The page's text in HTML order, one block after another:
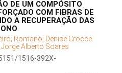
DE UM COMPÓSITO
COM FIBRAS DE
A RECUPERAÇÃO DAS
Romano, Denise Crocce
Alberto Soares
1516-392X-